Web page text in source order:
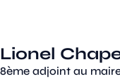
Lionel
8ème adjoint au